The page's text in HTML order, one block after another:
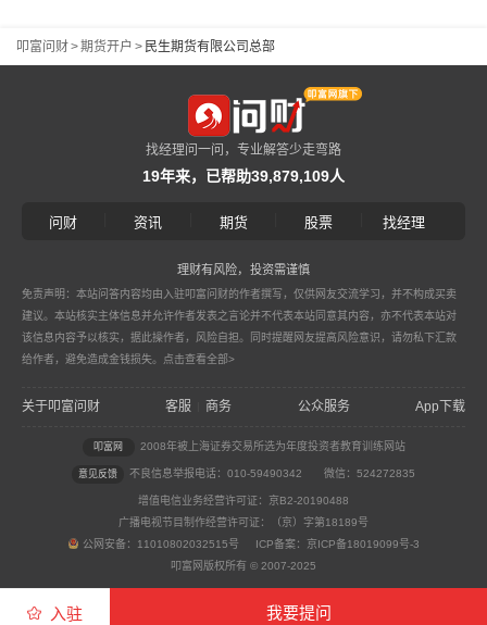
叩富问财>期货开户 > 民生期货有限公司总部
入驻 我要提问
找经理问一问，专业解答少走弯路
19年来，已帮助39,879,109人
问财 资讯 期货 股票 找经理
理财有风险，投资需谨慎
免责声明：本站问答内容均由入驻叩富问财的作者撰写，仅供网友交流学习，并不构成买卖
建议。本站核实主体信息并允许作者发表之言论并不代表本站同意其内容，亦不代表本站对
该信息内容予以核实，据此操作者，风险自担。同时提醒网友提高风险意识，请勿私下汇款
给作者，避免造成金钱损失。 点击查看全部>
关于叩富问财 客服 商务 公众服务 App下载
叩富网 2008年被上海证券交易所选为年度投资者教育训练网站
意见反馈 不良信息举报电话：010-59490342 微信：524272835
增值电信业务经营许可证：京B2-20190488
广播电视节目制作经营许可证：（京）字第18189号
公网安备：11010802032515号 ICP备案：京ICP备18019099号-3
叩富网版权所有 © 2007-2025